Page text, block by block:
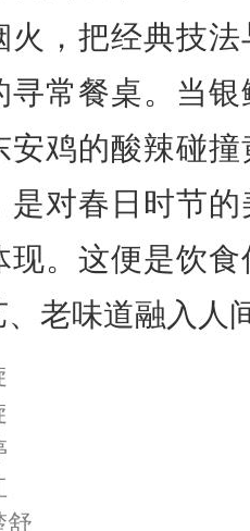
火，把经典技
寻常餐桌。当
安鸡的酸辣碰
是对春日时节
现。这便是饮
老味道融入人
舒